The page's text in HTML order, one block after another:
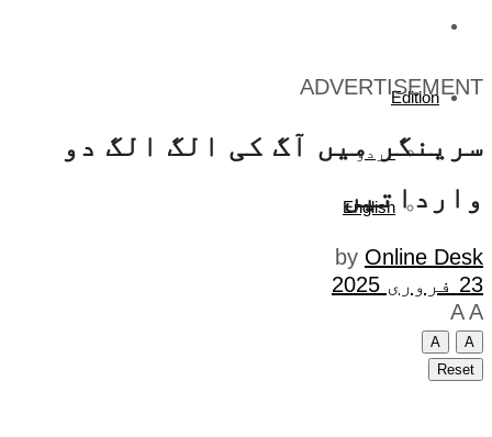
Edition
اردو
English
ADVERTISEMENT
سرینگر میں آگ کی الگ الگ دو
وارداتیں
by Online Desk
23 فروری 2025
A A
A
A
Reset